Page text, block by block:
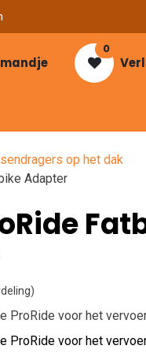
0
op het dak
Adapter
ProRide voor het
ProRide voor het